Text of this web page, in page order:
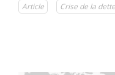
Article Crise de la dette